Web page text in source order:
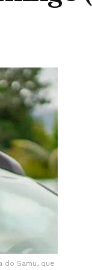
do Samu, que